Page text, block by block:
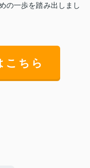
の一歩を踏み出しまし
こちら